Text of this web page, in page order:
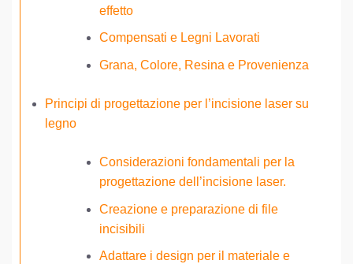
effetto
Compensati e Legni Lavorati
Grana, Colore, Resina e Provenienza
Principi di progettazione per l’incisione laser su
legno
Considerazioni fondamentali per la
progettazione dell’incisione laser.
Creazione e preparazione di file
incisibili
Adattare i design per il materiale e